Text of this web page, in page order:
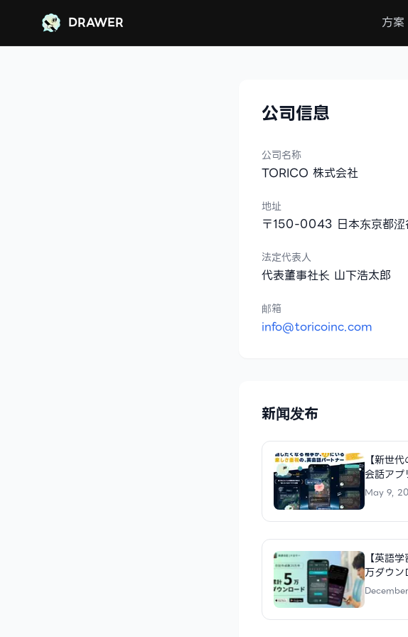
DRAWER 方案
DRAWER 方案
公司信息
公司名称
TORICO 株式会社
地址
〒150-0043 日本东京都
法定代表人
代表董事社长 山下浩太郎
邮箱
info@toricoinc.com
新闻发布
【新世
会話ア
May 9,
【英語
万ダウ